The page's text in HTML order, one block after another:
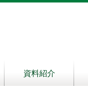
資料紹介